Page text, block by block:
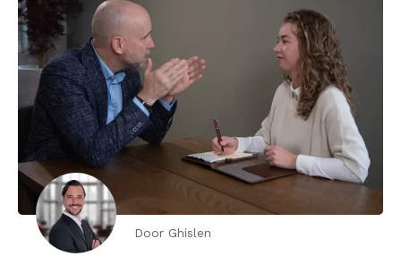
Door Ghislen